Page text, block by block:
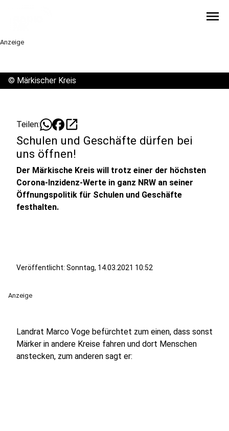
menu
Anzeige
© Märkischer Kreis
Teilen: open_in_new
Schulen und Geschäfte dürfen bei
uns öffnen!
Der Märkische Kreis will trotz einer der höchsten
Corona-Inzidenz-Werte in ganz NRW an seiner
Öffnungspolitik für Schulen und Geschäfte
festhalten.
Veröffentlicht: Sonntag, 14.03.2021 10:52
Anzeige
Landrat Marco Voge befürchtet zum einen, dass sonst
Märker in andere Kreise fahren und dort Menschen
anstecken, zum anderen sagt er: